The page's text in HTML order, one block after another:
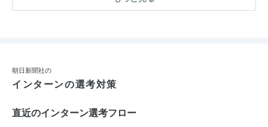
朝日新聞社の
インターンの選考対策
直近のインターン選考フロー